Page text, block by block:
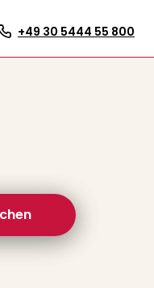
+49 30 5444 55 800